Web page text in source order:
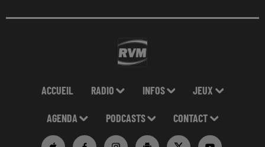
ACCUEIL RADIO INFOS JEUX
AGENDA PODCASTS CONTACT